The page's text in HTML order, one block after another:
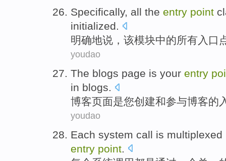
Specifically, all the entry point
initialized.
明确地说 ， 该模块中的所有入口
youdao
The blogs page is your entry
in blogs.
博客页面是您创建和参与博客的
youdao
Each system call is multiplexed
entry point